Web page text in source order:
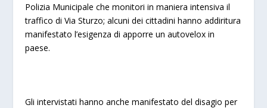
Polizia Municipale che monitori in maniera intensiva il
traffico di Via Sturzo; alcuni dei cittadini hanno addiritura
manifestato l’esigenza di apporre un autovelox in
paese.
Gli intervistati hanno anche manifestato del disagio per